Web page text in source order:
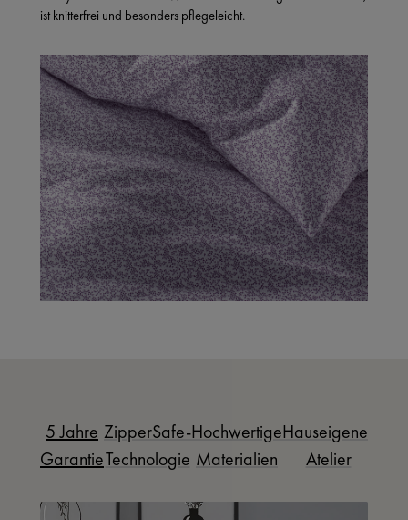
ist knitterfrei und besonders pflegeleicht.
5 Jahre
Garantie
ZipperSafe-
Technologie
Hochwertige
Materialien
Hauseigenes
Atelier